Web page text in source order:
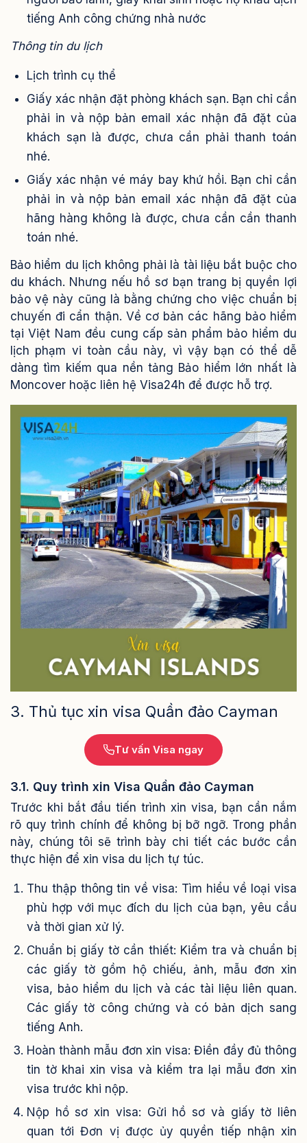
tiếng Anh công chứng nhà nước
Thông tin du lịch
Lịch trình cụ thể
Giấy xác nhận đặt phòng khách sạn. Bạn chỉ cần
phải in và nộp bản email xác nhận đã đặt của
khách sạn là được, chưa cần phải thanh toán
nhé.
Giấy xác nhận vé máy bay khứ hồi. Bạn chỉ cần
phải in và nộp bản email xác nhận đã đặt của
hãng hàng không là được, chưa cần cần thanh
toán nhé.
Bảo hiểm du lịch không phải là tài liệu bắt buộc cho
du khách. Nhưng nếu hồ sơ bạn trang bị quyền lợi
bảo vệ này cũng là bằng chứng cho việc chuẩn bị
chuyến đi cẩn thận. Về cơ bản các hãng bảo hiểm
tại Việt Nam đều cung cấp sản phẩm bảo hiểm du
lịch phạm vi toàn cầu này, vì vậy bạn có thể dễ
dàng tìm kiếm qua nền tảng Bảo hiểm lớn nhất là
Moncover hoặc liên hệ Visa24h để được hỗ trợ.
3. Thủ tục xin visa Quần đảo Cayman
Tư vấn Visa ngay
3.1. Quy trình xin Visa Quần đảo Cayman
Trước khi bắt đầu tiến trình xin visa, bạn cần nắm
rõ quy trình chính để không bị bỡ ngỡ. Trong phần
này, chúng tôi sẽ trình bày chi tiết các bước cần
thực hiện để xin visa du lịch tự túc.
Thu thập thông tin về visa: Tìm hiểu về loại visa
phù hợp với mục đích du lịch của bạn, yêu cầu
và thời gian xử lý.
Chuẩn bị giấy tờ cần thiết: Kiểm tra và chuẩn bị
các giấy tờ gồm hộ chiếu, ảnh, mẫu đơn xin
visa, bảo hiểm du lịch và các tài liệu liên quan.
Các giấy tờ công chứng và có bản dịch sang
tiếng Anh.
Hoàn thành mẫu đơn xin visa: Điền đầy đủ thông
tin tờ khai xin visa và kiểm tra lại mẫu đơn xin
visa trước khi nộp.
Nộp hồ sơ xin visa: Gửi hồ sơ và giấy tờ liên
quan tới Đơn vị được ủy quyền tiếp nhận xin